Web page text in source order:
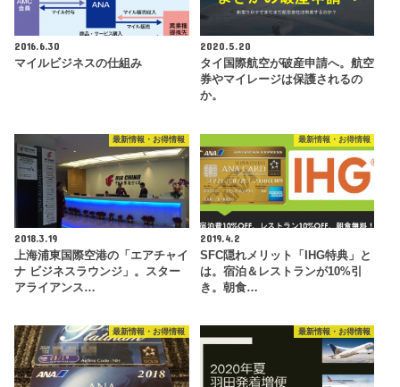
2016.6.30
マイルビジネスの仕組み
2020.5.20
タイ国際航空が破産申請へ。航空
券やマイレージは保護されるの
か。
最新情報・お得情報
2018.3.19
上海浦東国際空港の「エアチャイ
ナ ビジネスラウンジ」。スター
アライアンス…
最新情報・お得情報
2019.4.2
SFC隠れメリット「IHG特典」と
は。宿泊＆レストランが10%引
き。朝食…
最新情報・お得情報 最新情報・お得情報